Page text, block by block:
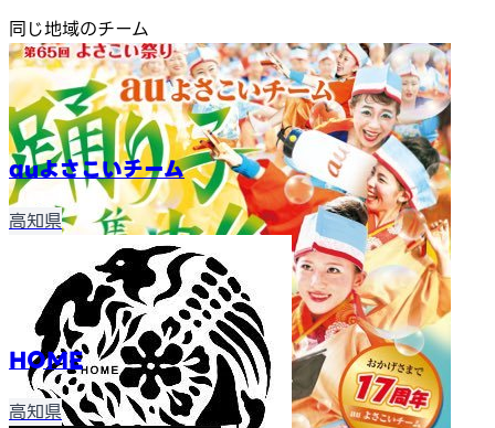
同じ地域のチーム
auよさこいチーム
高知県
HOME
高知県